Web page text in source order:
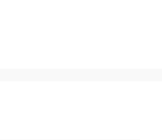
diz, em seu Artigo 2º, que